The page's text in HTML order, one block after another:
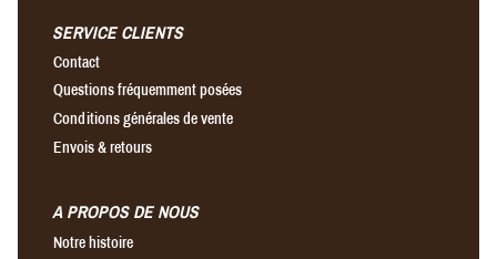
SERVICE CLIENTS
Contact
Questions fréquemment posées
Conditions générales de vente
Envois & retours
A PROPOS DE NOUS
Notre histoire